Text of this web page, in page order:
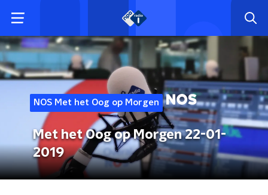
NOS Met het Oog op Morgen
Met het Oog op Morgen 22-01-
2019